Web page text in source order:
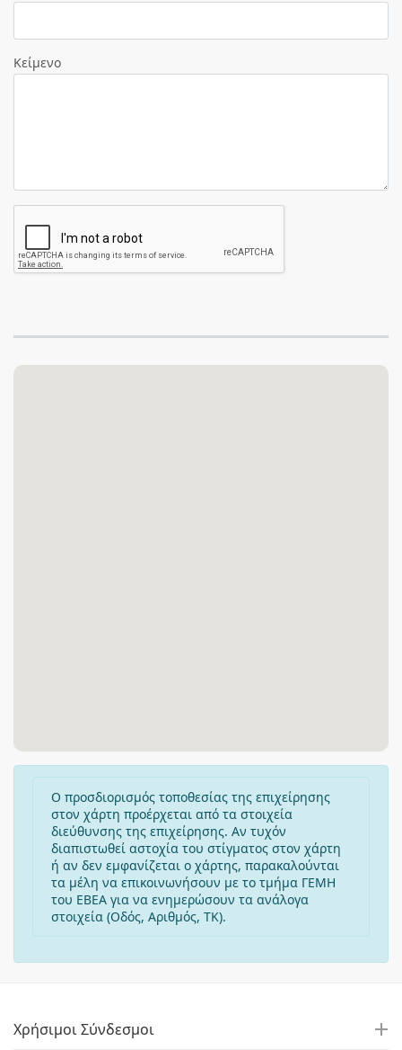
Κείμενο
Ο προσδιορισμός τοποθεσίας της επιχείρησης
στον χάρτη προέρχεται από τα στοιχεία
διεύθυνσης της επιχείρησης. Αν τυχόν
διαπιστωθεί αστοχία του στίγματος στον χάρτη
ή αν δεν εμφανίζεται ο χάρτης, παρακαλούνται
τα μέλη να επικοινωνήσουν με το τμήμα ΓΕΜΗ
του ΕΒΕΑ για να ενημερώσουν τα ανάλογα
στοιχεία (Οδός, Αριθμός, ΤΚ).
Χρήσιμοι Σύνδεσμοι